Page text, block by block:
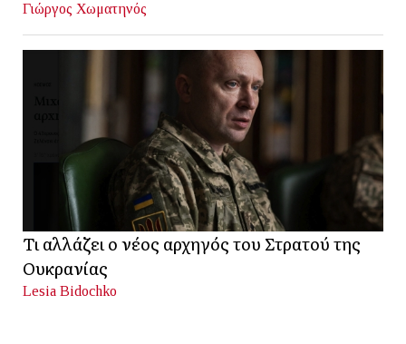
Γιώργος Χωματηνός
Τι αλλάζει ο νέος αρχηγός του Στρατού της
Ουκρανίας
Lesia Bidochko